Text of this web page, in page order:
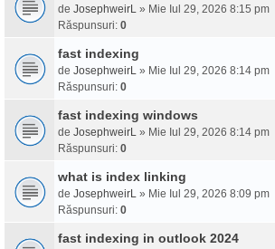
de JosephweirL » Mie Iul 29, 2026 8:15 pm
Răspunsuri: 0
fast indexing
de JosephweirL » Mie Iul 29, 2026 8:14 pm
Răspunsuri: 0
fast indexing windows
de JosephweirL » Mie Iul 29, 2026 8:14 pm
Răspunsuri: 0
what is index linking
de JosephweirL » Mie Iul 29, 2026 8:09 pm
Răspunsuri: 0
fast indexing in outlook 2024